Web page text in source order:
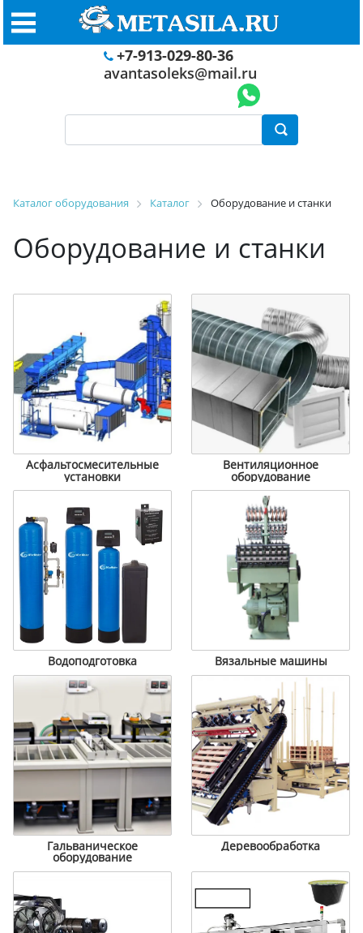
+7-913-029-80-36
avantasoleks@mail.ru
Каталог оборудования Каталог Оборудование и станки
Оборудование и станки
Асфальтосмесительные
установки
Вентиляционное
оборудование
Водоподготовка Вязальные машины
Гальваническое
оборудование
Деревообработка